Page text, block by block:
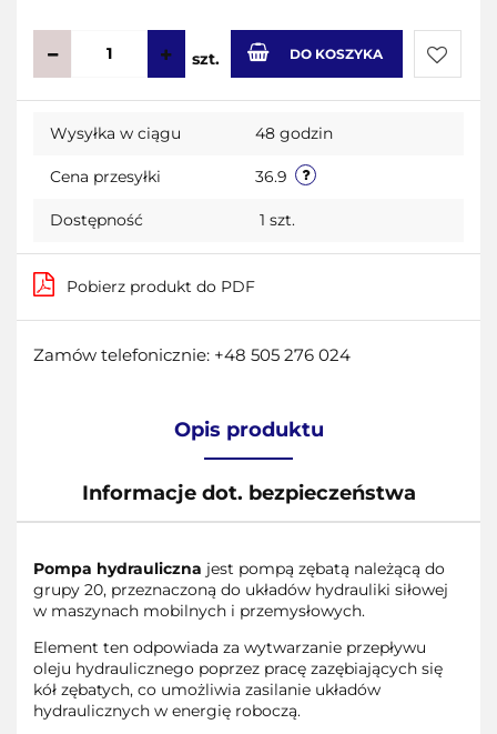
szt. DO KOSZYKA
Do
Wysyłka w ciągu 48 godzin
Cena przesyłki 36.9
Dostępność 1 szt.
Pobierz produkt do PDF
Zamów telefonicznie: +48 505 276 024
Opis produktu
Informacje dot. bezpieczeństwa
Pompa hydrauliczna jest pompą zębatą należącą do
grupy 20, przeznaczoną do układów hydrauliki siłowej
w maszynach mobilnych i przemysłowych.
Element ten odpowiada za wytwarzanie przepływu
oleju hydraulicznego poprzez pracę zazębiających się
kół zębatych, co umożliwia zasilanie układów
hydraulicznych w energię roboczą.